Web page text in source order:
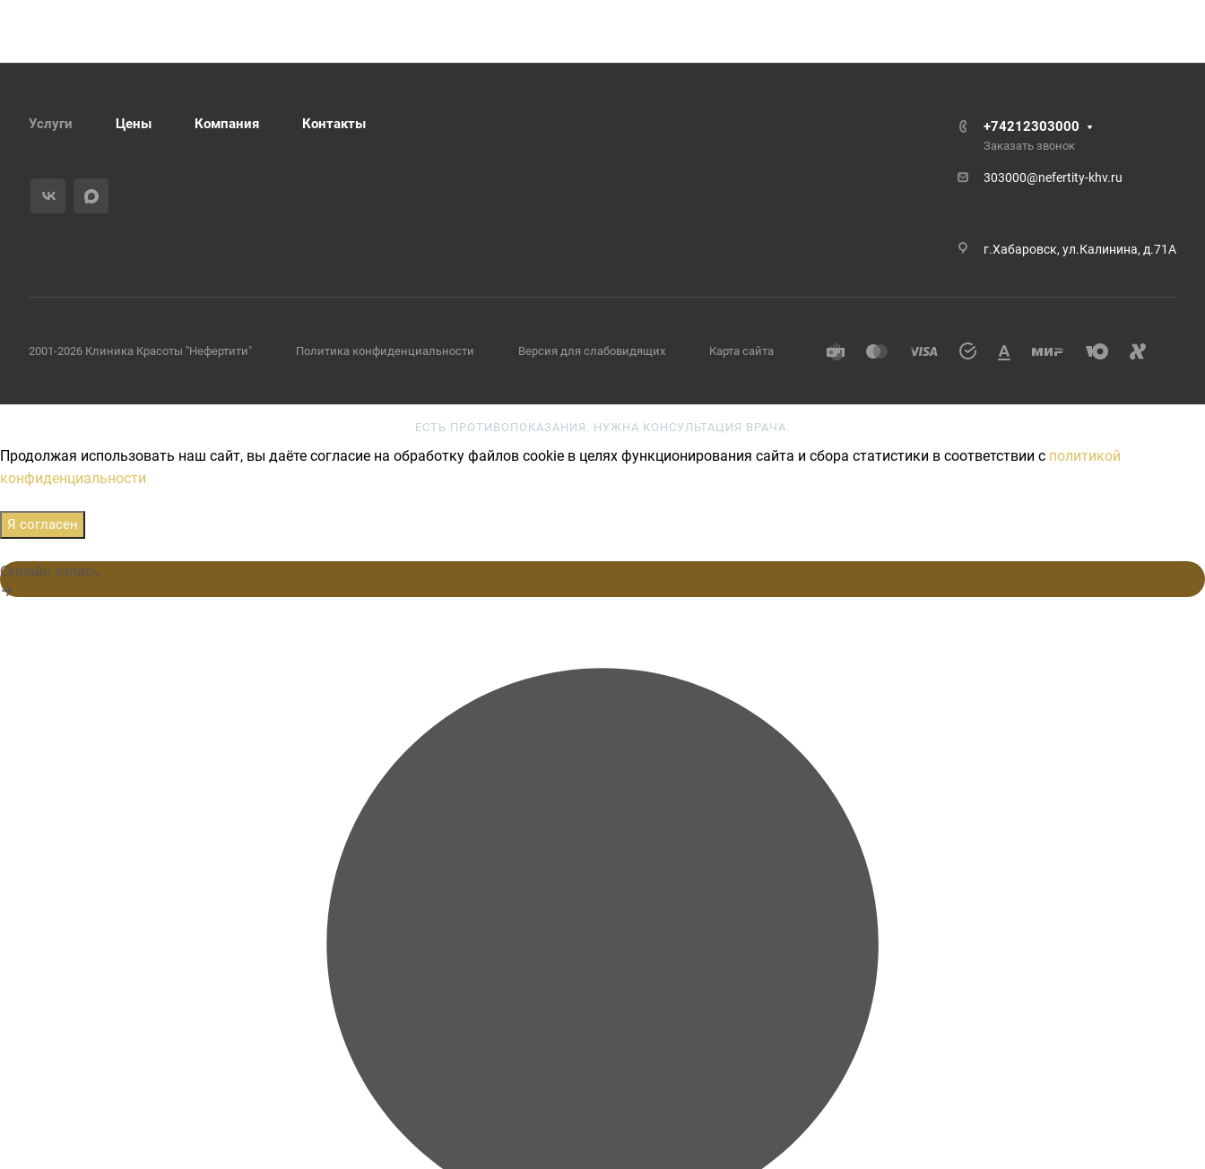
Услуги Цены Компания Контакты +74212303000
Заказать звонок
303000@nefertity-khv.ru
г.Хабаровск, ул.Калинина, д.71А
2001-2026 Клиника Красоты "Нефертити" Политика конфиденциальности Версия для слабовидящих Карта сайта
ЕСТЬ ПРОТИВОПОКАЗАНИЯ. НУЖНА КОНСУЛЬТАЦИЯ ВРАЧА.
Продолжая использовать наш сайт, вы даёте согласие на обработку файлов cookie в целях функционирования сайта и сбора статистики в соответствии с политикой
конфиденциальности
Я согласен